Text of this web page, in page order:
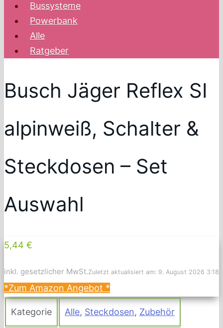
Bussysteme
Powerbank
Alle
Ratgeber
Busch Jäger Reflex SI
alpinweiß, Schalter &
Steckdosen – Set
Auswahl
5,44 €
inkl. gesetzlicher MwSt.Zuletzt aktualisiert am: 9. August 2026 3:18
*Zum Amazon Angebot *
Kategorie Alle, Steckdosen, Zubehör